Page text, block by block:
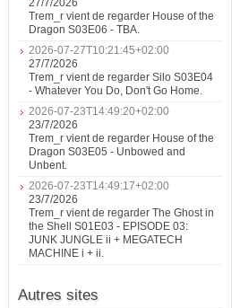
27/7/2026
Trem_r vient de regarder House of the
Dragon S03E06 - TBA.
2026-07-27T10:21:45+02:00
27/7/2026
Trem_r vient de regarder Silo S03E04
- Whatever You Do, Don't Go Home.
2026-07-23T14:49:20+02:00
23/7/2026
Trem_r vient de regarder House of the
Dragon S03E05 - Unbowed and
Unbent.
2026-07-23T14:49:17+02:00
23/7/2026
Trem_r vient de regarder The Ghost in
the Shell S01E03 - EPISODE 03:
JUNK JUNGLE ii + MEGATECH
MACHINE i + ii.
Autres sites